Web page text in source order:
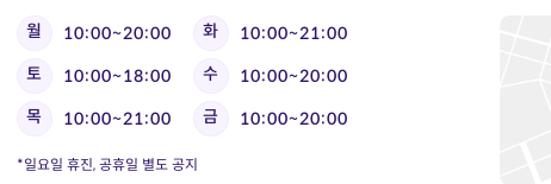
월 10:00~20:00 화
10:00~21:00
토
10:00~18:00 수
10:00~20:00
목
10:00~21:00 금 10:00~20:00
*일요일 휴진, 공휴일 별도 공지